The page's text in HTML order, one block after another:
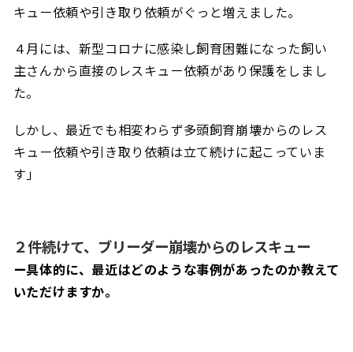
キュー依頼や引き取り依頼がぐっと増えました。
４月には、新型コロナに感染し飼育困難になった飼い
主さんから直接のレスキュー依頼があり保護をしまし
た。
しかし、最近でも相変わらず多頭飼育崩壊からのレス
キュー依頼や引き取り依頼は立て続けに起こっていま
す」
２件続けて、ブリーダー崩壊からのレスキュー
ー具体的に、最近はどのような事例があったのか教えて
いただけますか。